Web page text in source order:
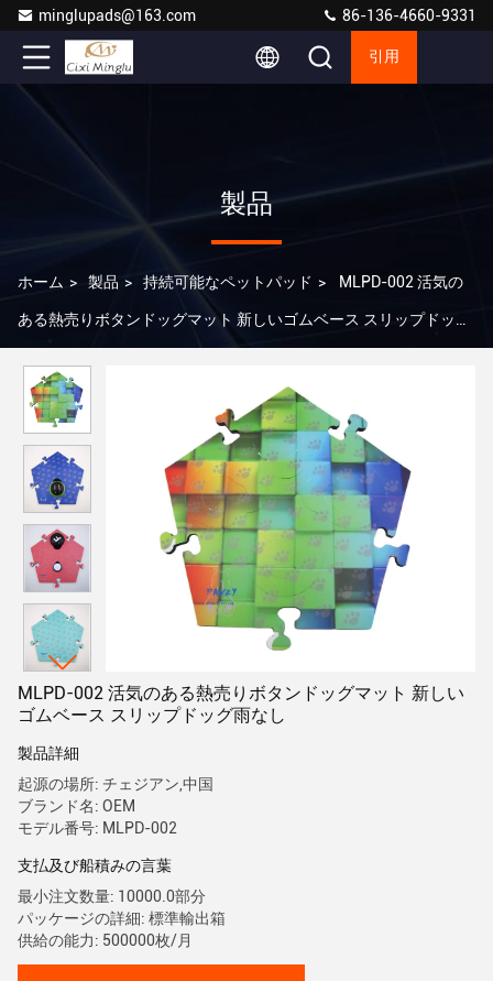
minglupads@163.com 86-136-4660-9331
引用
製品
ホーム > 製品 > 持続可能なペットパッド > MLPD-002 活気の
ある熱売りボタンドッグマット 新しいゴムベース スリップドッグ
MLPD-002 活気のある熱売りボタンドッグマット 新しい
ゴムベース スリップドッグ雨なし
製品詳細
起源の場所: チェジアン,中国
ブランド名: OEM
モデル番号: MLPD-002
支払及び船積みの言葉
最小注文数量: 10000.0部分
パッケージの詳細: 標準輸出箱
供給の能力: 500000枚/月